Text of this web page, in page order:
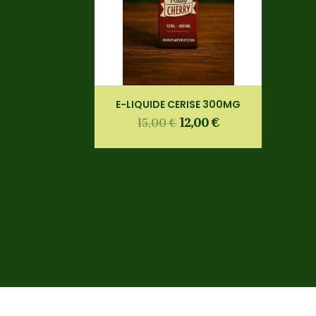
E-LIQUIDE CERISE 300MG
15,00€12,00€